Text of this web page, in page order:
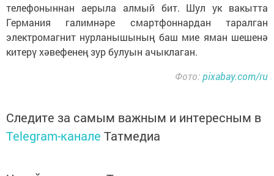
телефоныннан аерыла алмый бит. Шул ук вакытта
Германия галимнәре смартфоннардан таралган
электромагнит нурланышының баш мие яман шешенә
китерү хәвефенең зур булуын ачыклаган.
Фото:pixabay.com/ru
Следите за самым важным и интересным в
Telegram-канале Татмедиа